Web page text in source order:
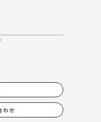
わせ